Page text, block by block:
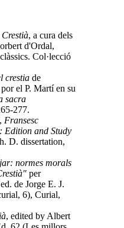
Crestià, a cura dels
d'Ordal,
Col·lecció
crestia de
el P. Martí en su
sacra
277.
Fransesc
Edition and Study
D. dissertation,
normes morals
per
de Jorge E. J.
6), Curial,
, edited by Albert